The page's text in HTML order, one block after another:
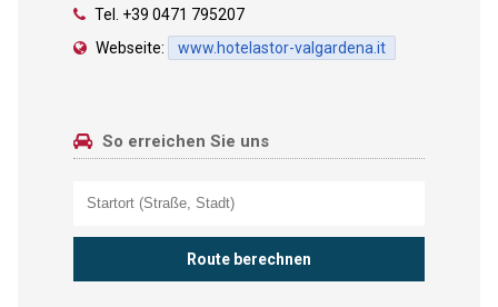
Tel. +39 0471 795207
Webseite:
www.hotelastor-valgardena.it
So erreichen Sie uns